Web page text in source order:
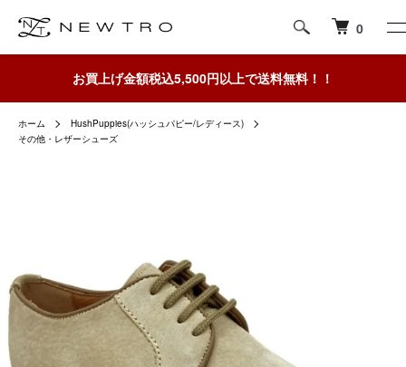
0
お買上げ金額税込5,500円以上で送料無料！！
ホーム
HushPuppies(ハッシュパピー/レディース)
その他・レザーシューズ